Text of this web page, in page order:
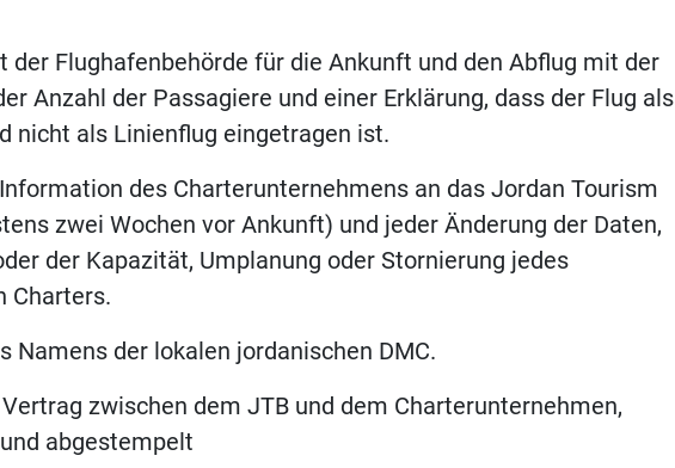
der Flughafenbehörde für die Ankunft und den Abflug mit der
Anzahl der Passagiere und einer Erklärung, dass der Flug als
nicht als Linienflug eingetragen ist.
des Charterunternehmens an das Jordan Tourism
zwei Wochen vor Ankunft) und jeder Änderung der Daten,
der Kapazität, Umplanung oder Stornierung jedes
Charters.
Namens der lokalen jordanischen DMC.
zwischen dem JTB und dem Charterunternehmen,
abgestempelt